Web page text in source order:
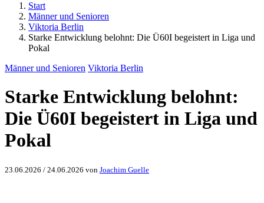
Start
Männer und Senioren
Viktoria Berlin
Starke Entwicklung belohnt: Die Ü60I begeistert in Liga und
Pokal
Männer und Senioren Viktoria Berlin
Starke Entwicklung belohnt:
Die Ü60I begeistert in Liga und
Pokal
23.06.2026 / 24.06.2026 von Joachim Guelle